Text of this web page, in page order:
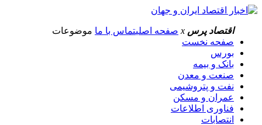
اقتصاد پرس x صفحه اصلیتماس با ما موضوعات
صفحه نخست
بورس
بانک و بیمه
صنعت و معدن
نفت و پتروشیمی
عمران و مسکن
فناوری اطلاعات
انتصابات